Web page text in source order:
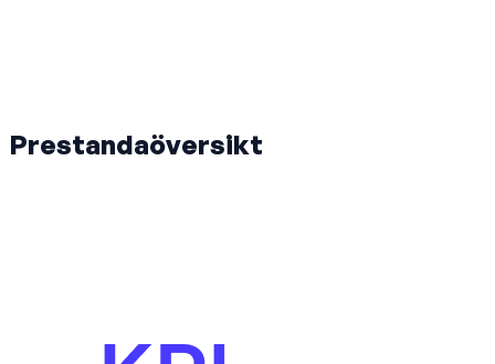
Prestandaöversikt